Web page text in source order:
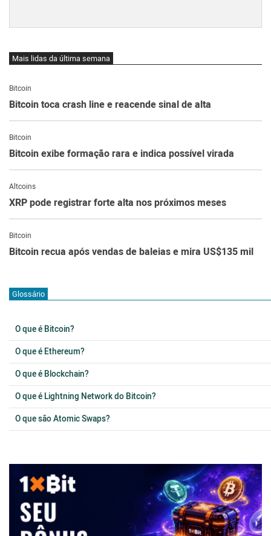
Mais lidas da última semana
Bitcoin
Bitcoin toca crash line e reacende sinal de alta
Bitcoin
Bitcoin exibe formação rara e indica possível virada
Altcoins
XRP pode registrar forte alta nos próximos meses
Bitcoin
Bitcoin recua após vendas de baleias e mira US$135 mil
Glossário
O que é Bitcoin?
O que é Ethereum?
O que é Blockchain?
O que é Lightning Network do Bitcoin?
O que são Atomic Swaps?